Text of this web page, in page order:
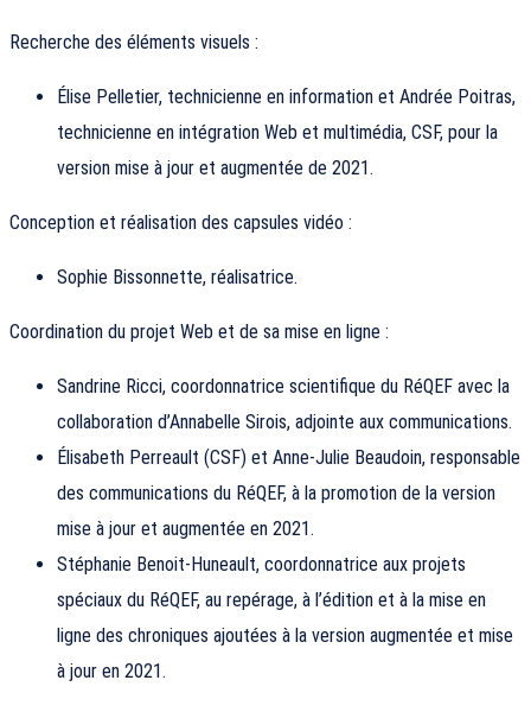
Recherche des éléments visuels :
Élise Pelletier, technicienne en information et Andrée Poitras,
technicienne en intégration Web et multimédia, CSF, pour la
version mise à jour et augmentée de 2021.
Conception et réalisation des capsules vidéo :
Sophie Bissonnette, réalisatrice.
Coordination du projet Web et de sa mise en ligne :
Sandrine Ricci, coordonnatrice scientifique du RéQEF avec la
collaboration d’Annabelle Sirois, adjointe aux communications.
Élisabeth Perreault (CSF) et Anne-Julie Beaudoin, responsable
des communications du RéQEF, à la promotion de la version
mise à jour et augmentée en 2021.
Stéphanie Benoit-Huneault, coordonnatrice aux projets
spéciaux du RéQEF, au repérage, à l’édition et à la mise en
ligne des chroniques ajoutées à la version augmentée et mise
à jour en 2021.